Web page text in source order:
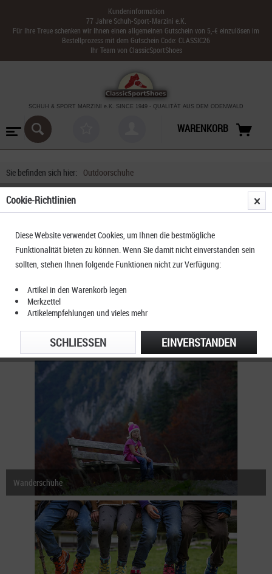
Kundeninformation
77 Jahre Schuh-Sport-Marzini e.K.
Für Ihre Treue schenken wir Ihnen einen allgemeinen Gutschein von 5,-€ einzulösen im
Bestellprozess mit dem Gutschein Code: CLASSIC26
Ihr Team von ClassicSportShoes
SCHUH & SPORT MARZINI e.K. SINCE 1949 - QUALITÄT AUS DEM ODENWALD
WARENKORB
Sie befinden sich hier: Outdoorschuhe
Trekkingstiefel
Wanderschuhe
Cookie-Richtlinien
Diese Website verwendet Cookies, um Ihnen die bestmögliche
Funktionalität bieten zu können. Wenn Sie damit nicht einverstanden sein
sollten, stehen Ihnen folgende Funktionen nicht zur Verfügung:
Artikel in den Warenkorb legen
Merkzettel
Artikelempfehlungen und vieles mehr
EINVERSTANDEN
SCHLIESSEN